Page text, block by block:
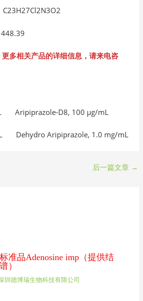
C23H27Cl2N3O2
448.39
多相关产品的详细信息，请来电咨
Aripiprazole-D8, 100 μg/mL
Dehydro Aripiprazole, 1.0 mg/mL
后一篇文章 →
准品Adenosine imp（提供结
）
圳德博瑞生物科技有限公司